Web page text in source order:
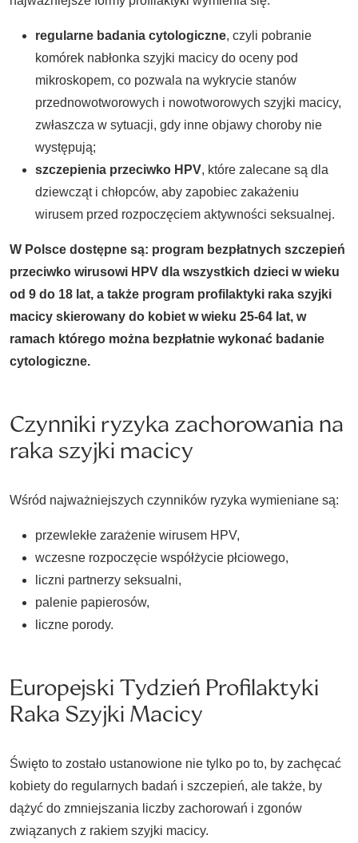
regularne badania cytologiczne, czyli pobranie
komórek nabłonka szyjki macicy do oceny pod
mikroskopem, co pozwala na wykrycie stanów
przednowotworowych i nowotworowych szyjki macicy,
zwłaszcza w sytuacji, gdy inne objawy choroby nie
występują;
szczepienia przeciwko HPV, które zalecane są dla
dziewcząt i chłopców, aby zapobiec zakażeniu
wirusem przed rozpoczęciem aktywności seksualnej.
W Polsce dostępne są: program bezpłatnych szczepień
przeciwko wirusowi HPV dla wszystkich dzieci w wieku
od 9 do 18 lat, a także program profilaktyki raka szyjki
macicy skierowany do kobiet w wieku 25-64 lat, w
ramach którego można bezpłatnie wykonać badanie
cytologiczne.
Czynniki ryzyka zachorowania na
raka szyjki macicy
Wśród najważniejszych czynników ryzyka wymieniane są:
przewlekłe zarażenie wirusem HPV,
wczesne rozpoczęcie współżycie płciowego,
liczni partnerzy seksualni,
palenie papierosów,
liczne porody.
Europejski Tydzień Profilaktyki
Raka Szyjki Macicy
Święto to zostało ustanowione nie tylko po to, by zachęcać
kobiety do regularnych badań i szczepień, ale także, by
dążyć do zmniejszania liczby zachorowań i zgonów
związanych z rakiem szyjki macicy.